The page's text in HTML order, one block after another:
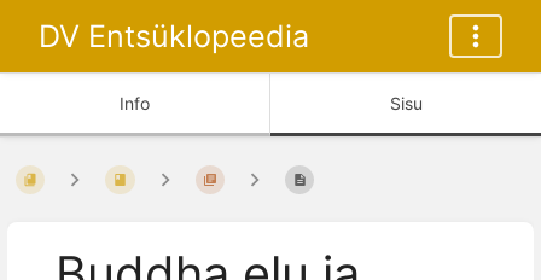
DV Entsüklopeedia
Info Sisu